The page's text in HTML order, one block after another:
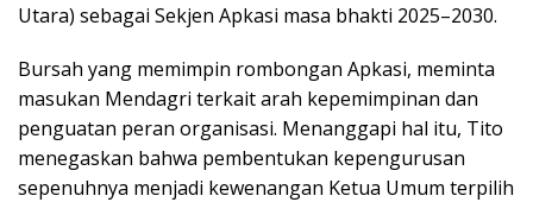
Utara) sebagai Sekjen Apkasi masa bhakti 2025–2030.
Bursah yang memimpin rombongan Apkasi, meminta
masukan Mendagri terkait arah kepemimpinan dan
penguatan peran organisasi. Menanggapi hal itu, Tito
menegaskan bahwa pembentukan kepengurusan
sepenuhnya menjadi kewenangan Ketua Umum terpilih